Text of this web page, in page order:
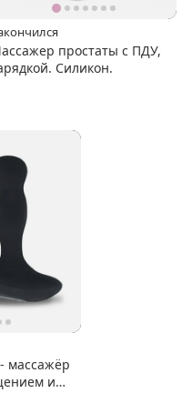
простаты с ПДУ,
Силикон.
массажёр
и